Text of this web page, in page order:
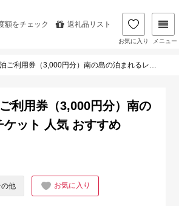
額をチェック 返礼品リスト
お気に入り メニュー
の泊まれるレストラン｜沖縄県 恩納村 宿泊 チケット 人気 おすすめ
利用券（3,000円分）南の
ット 人気 おすすめ
の他 お気に入り